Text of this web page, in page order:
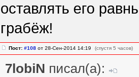
оставлять его
грабёж!
Пост: #108 от 28-Сен-2014 14:19 (спустя 5 часов)
7lobiN писал(а):